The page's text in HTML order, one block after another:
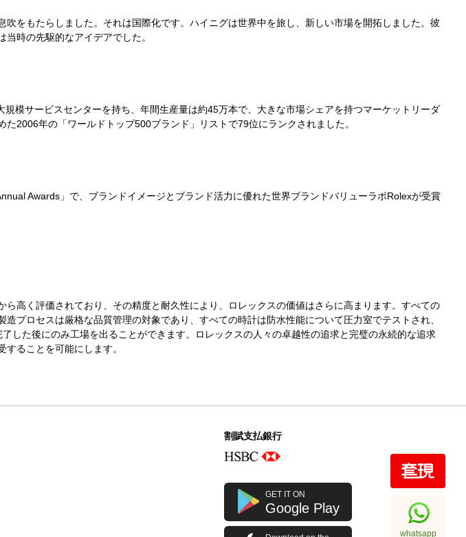
をもたらしました。それは国際化です。ハイニグは世界中を旅し、新しい市場を開拓しました。彼
時の先駆的なアイデアでした。
模サービスセンターを持ち、年間生産量は約45万本で、大きな市場シェアを持つマーケットリーダ
2006年の「ワールドトップ500ブランド」リストで79位にランクされました。
Awards」で、ブランドイメージとブランド活力に優れた世界ブランドバリューラボRolexが受賞
高く評価されており、その精度と耐久性により、ロレックスの価値はさらに高まります。すべての
プロセスは厳格な品質管理の対象であり、すべての時計は防水性能について圧力室でテストされ、
した後にのみ工場を出ることができます。ロレックスの人々の卓越性の追求と完璧の永続的な追求
ることを可能にします。
割賦支払銀行
GET IT ON
Google Play
whatsapp